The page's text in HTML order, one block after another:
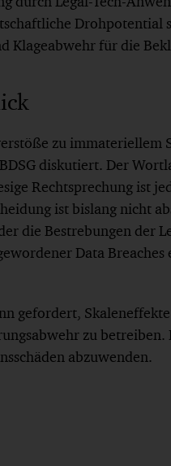
Drohpotential
Klageabwehr für die
zu immateriellem
diskutiert. Der
Rechtsprechung ist
ist bislang nicht
die Bestrebungen der
Data
gefordert,
zu betreiben.
abzuwenden.